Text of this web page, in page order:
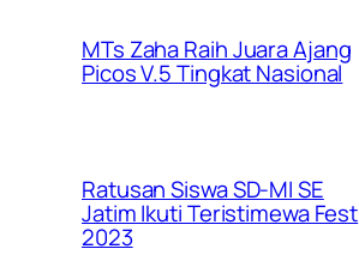
MTs Zaha Raih Juara Ajang
Picos V.5 Tingkat Nasional
Ratusan Siswa SD-MI SE
Jatim Ikuti Teristimewa Fest
2023